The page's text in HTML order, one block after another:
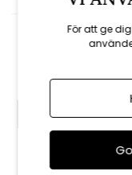
KAMPANJ
För att ge